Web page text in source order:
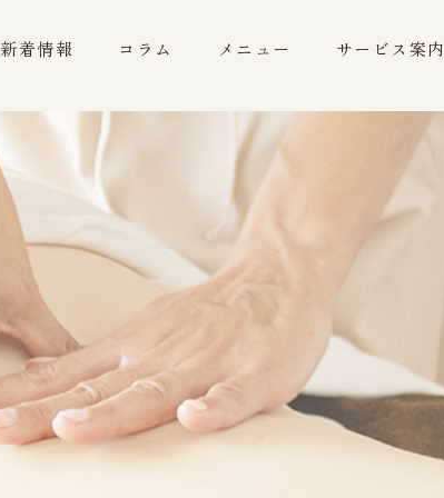
新着情報 コラム メニュー サービス案内